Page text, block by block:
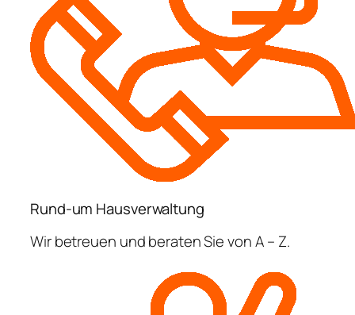
Rund-um Hausverwaltung
Wir betreuen und beraten Sie von A – Z.